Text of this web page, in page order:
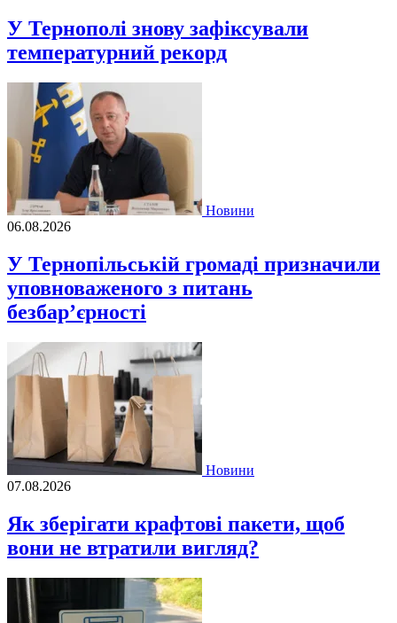
У Тернополі знову зафіксували
температурний рекорд
Новини
06.08.2026
У Тернопільській громаді призначили
уповноваженого з питань
безбар’єрності
Новини
07.08.2026
Як зберігати крафтові пакети, щоб
вони не втратили вигляд?